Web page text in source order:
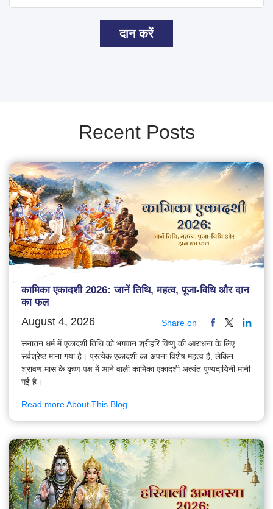
दान करें
Recent Posts
कामिका एकादशी 2026: जानें तिथि, महत्व, पूजा-विधि और दान
का फल
August 4, 2026 Share on
सनातन धर्म में एकादशी तिथि को भगवान श्रीहरि विष्णु की आराधना के लिए
सर्वश्रेष्ठ माना गया है। प्रत्येक एकादशी का अपना विशेष महत्व है, लेकिन
श्रावण मास के कृष्ण पक्ष में आने वाली कामिका एकादशी अत्यंत पुण्यदायिनी मानी
गई है।
Read more About This Blog...